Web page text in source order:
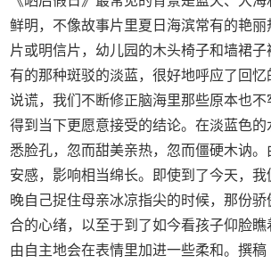
鲜明，不像故事片里夏日海滨常有的艳丽
片或明信片，幼儿园的木头椅子和墙裙
有的那种斑驳的淡蓝，很好地呼应了回
说谎，我们不断修正脑海里那些原本也不
得到当下更愿意接受的结论。在淡蓝色
悉脸孔，忽而甜美亲热，忽而僵硬木讷。
安感，影响相当绵长。即使到了今天，
晚自己捉住母亲冰凉指尖的时候，那份
合的心绪，以至于到了如今看孩子仰脸瞧
由自主地会在表情里加进一些柔和。撰稿